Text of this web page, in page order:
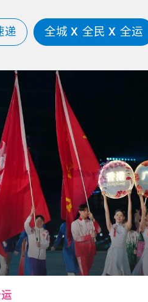
递 全城 X 全民 X 全运